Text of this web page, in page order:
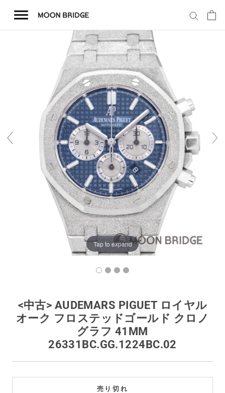
テ
会社概要
事業内容
保証とメンテナンス
お問い合わせ
Tap to expand
<中古> AUDEMARS PIGUET ロイヤル
オーク フロステッドゴールド クロノ
グラフ 41MM
26331BC.GG.1224BC.02
売り切れ